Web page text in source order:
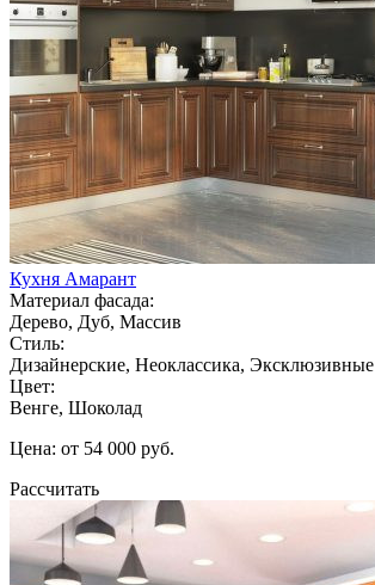
Кухня Амарант
Материал фасада:
Дерево, Дуб, Массив
Стиль:
Дизайнерские, Неоклассика, Эксклюзивные
Цвет:
Венге, Шоколад
Цена: от 54 000 руб.
Рассчитать